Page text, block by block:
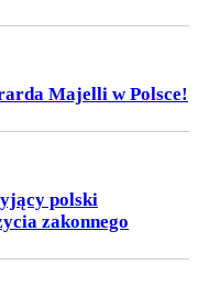
Majelli w Polsce!
polski
zakonnego